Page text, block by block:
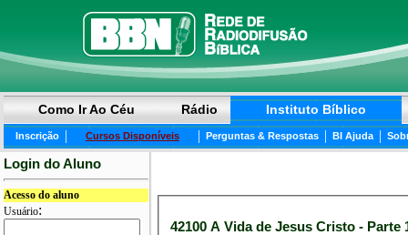
Como Ir Ao Céu Rádio Instituto Bíblico
Inscrição | Cursos Disponíveis | Perguntas & Respostas | BI Ajuda |
Login do Aluno
Acesso do aluno
Usuário:
42100 A Vida de Jesus Cristo - Parte